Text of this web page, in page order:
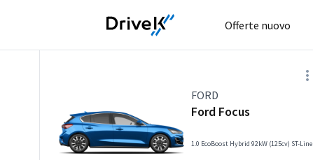
Offerte nuovo
FORD
Ford Focus
1.0 EcoBoost Hybrid 92kW (125cv) ST-Line